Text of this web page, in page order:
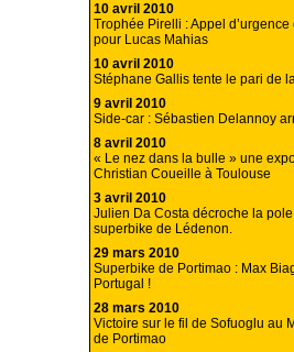
10 avril 2010
Trophée Pirelli : Appel
pour Lucas Mahias
10 avril 2010
Stéphane Gallis tente le pari de
9 avril 2010
Side-car : Sébastien Delannoy
8 avril 2010
« Le nez dans la bulle » une
Christian Coueille à Toulouse
3 avril 2010
Julien Da Costa décroche la
superbike de Lédenon.
29 mars 2010
Superbike de Portimao : Max
Portugal !
28 mars 2010
Victoire sur le fil de Sofuoglu au
de Portimao